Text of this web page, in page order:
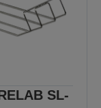
SL-